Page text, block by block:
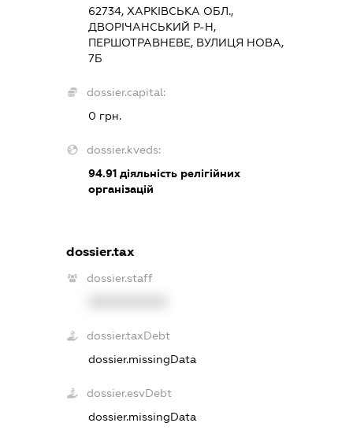
62734, ХАРКІВСЬКА ОБЛ.,
ДВОРІЧАНСЬКИЙ Р-Н,
ПЕРШОТРАВНЕВЕ, ВУЛИЦЯ НОВА,
7Б
dossier.capital:
0 грн.
dossier.kveds:
94.91діяльність релігійних
організацій
dossier.tax
dossier.staff
dossier.taxDebt
dossier.missingData
dossier.esvDebt
dossier.missingData